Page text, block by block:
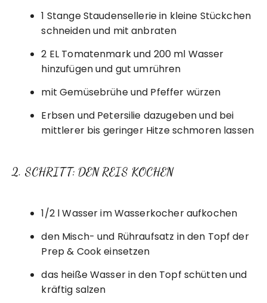
1 Stange Staudensellerie in kleine Stückchen
schneiden und mit anbraten
2 EL Tomatenmark und 200 ml Wasser
hinzufügen und gut umrühren
mit Gemüsebrühe und Pfeffer würzen
Erbsen und Petersilie dazugeben und bei
mittlerer bis geringer Hitze schmoren lassen
2. SCHRITT: DEN REIS KOCHEN
1/2 l Wasser im Wasserkocher aufkochen
den Misch- und Rühraufsatz in den Topf der
Prep & Cook einsetzen
das heiße Wasser in den Topf schütten und
kräftig salzen